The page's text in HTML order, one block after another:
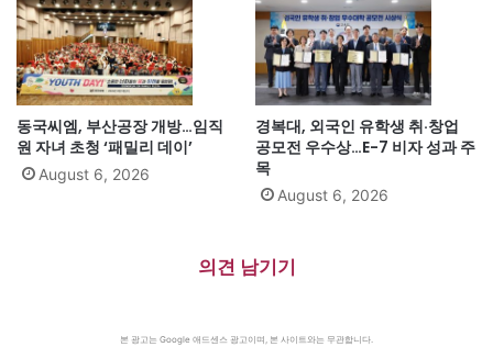
동국씨엠, 부산공장 개방…임직
원 자녀 초청 ‘패밀리 데이’
August 6, 2026
경복대, 외국인 유학생 취·창업
공모전 우수상…E-7 비자 성과 주
목
August 6, 2026
의견 남기기
본 광고는 Google 애드센스 광고이며, 본 사이트와는 무관합니다.